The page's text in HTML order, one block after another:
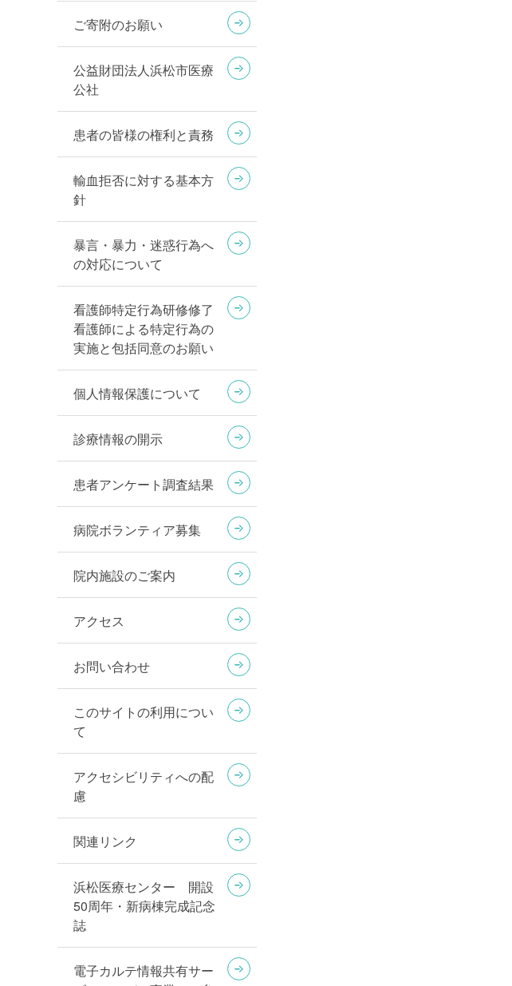
ご寄附のお願い
公益財団法人浜松市医療
公社
患者の皆様の権利と責務
輸血拒否に対する基本方
針
暴言・暴力・迷惑行為へ
の対応について
看護師特定行為研修修了
看護師による特定行為の
実施と包括同意のお願い
個人情報保護について
診療情報の開示
患者アンケート調査結果
病院ボランティア募集
院内施設のご案内
アクセス
お問い合わせ
このサイトの利用につい
て
アクセシビリティへの配
慮
関連リンク
浜松医療センター 開設
50周年・新病棟完成記念
誌
電子カルテ情報共有サー